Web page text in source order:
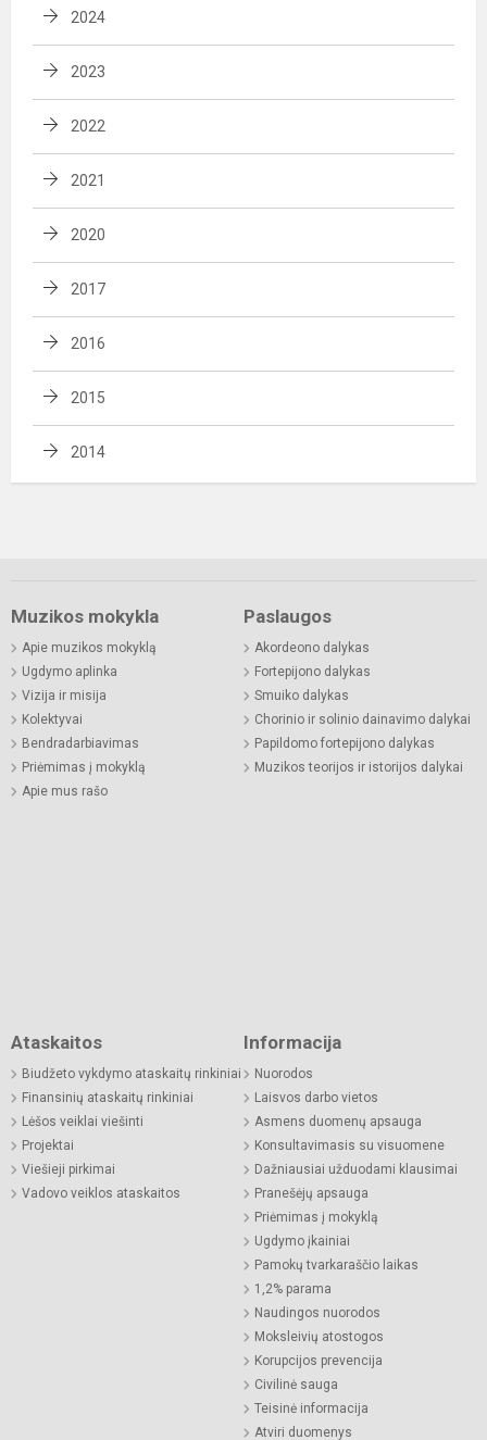
2024
2023
2022
2021
2020
2017
2016
2015
2014
Muzikos mokykla
Apie muzikos mokyklą
Ugdymo aplinka
Vizija ir misija
Kolektyvai
Bendradarbiavimas
Priėmimas į mokyklą
Apie mus rašo
Paslaugos
Akordeono dalykas
Fortepijono dalykas
Smuiko dalykas
Chorinio ir solinio dainavimo dalykai
Papildomo fortepijono dalykas
Muzikos teorijos ir istorijos dalykai
Ataskaitos
Biudžeto vykdymo ataskaitų rinkiniai
Finansinių ataskaitų rinkiniai
Lėšos veiklai viešinti
Projektai
Viešieji pirkimai
Vadovo veiklos ataskaitos
Informacija
Nuorodos
Laisvos darbo vietos
Asmens duomenų apsauga
Konsultavimasis su visuomene
Dažniausiai užduodami klausimai
Pranešėjų apsauga
Priėmimas į mokyklą
Ugdymo įkainiai
Pamokų tvarkaraščio laikas
1,2% parama
Naudingos nuorodos
Moksleivių atostogos
Korupcijos prevencija
Civilinė sauga
Teisinė informacija
Atviri duomenys